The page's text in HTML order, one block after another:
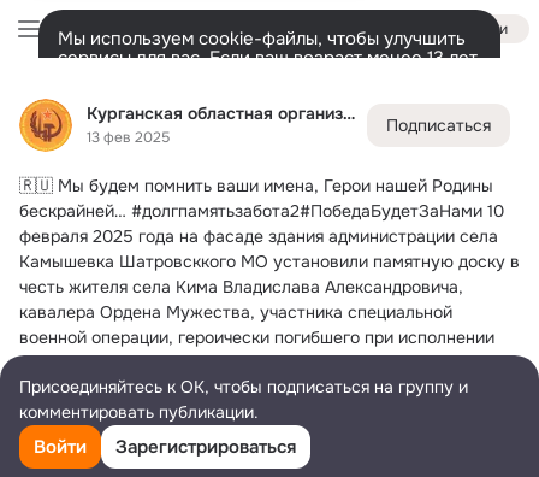
Курганская областная организация ветеранов
13 фев 2025
Подписаться
🇷🇺 Мы будем помнить ваши имена, Герои нашей Родины
бескрайней… #долгпамятьзабота2#ПобедаБудетЗаНами 10
февраля 2025 года на фасаде здания администрации села
Камышевка Шатровсккого МО установили памятную доску в
честь жителя села Кима Владислава Александровича,
кавалера Ордена Мужества, участника специальной
военной операции, героически погибшего при исполнении
воинского долга. Отдать дань памяти и уважения
военнослужащего собрались родные героя, его близкие,
друзья, представители местной власти и общественных
объединений, педагоги, ученики и жители села. Как отметил
Глава Шатровского муниципального округа Леонид
Войти
Мы используем cookie-файлы, чтобы улучшить
сервисы для вас. Если ваш возраст менее 13 лет,
представитель.
Разрешить все Настроить
Лента Участники Ещё
Дополнительная
колонка
Всё9 293 Обсуждаемые
Присоединяйтесь к ОК, чтобы подписаться на группу и
комментировать публикации.
Войти Зарегистрироваться